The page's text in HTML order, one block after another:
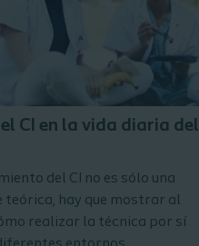
CI en la vida diaria del
del CI no es sólo una
teórica, hay que mostrar al
realizar la técnica por sí